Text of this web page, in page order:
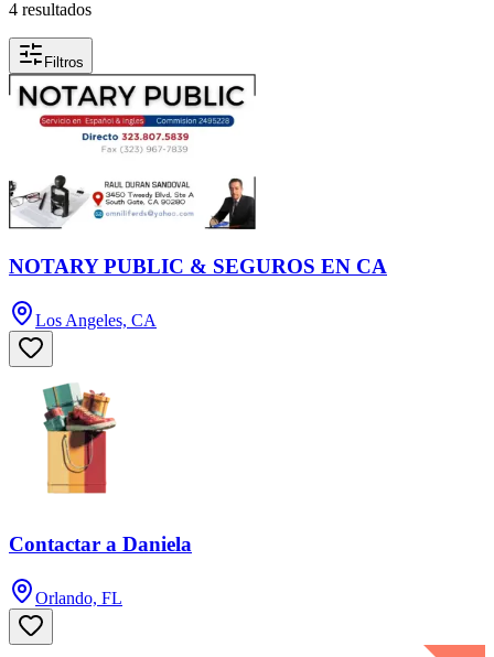
4 resultados
Filtros
NOTARY PUBLIC & SEGUROS EN CA
Los Angeles, CA
Contactar a Daniela
Orlando, FL